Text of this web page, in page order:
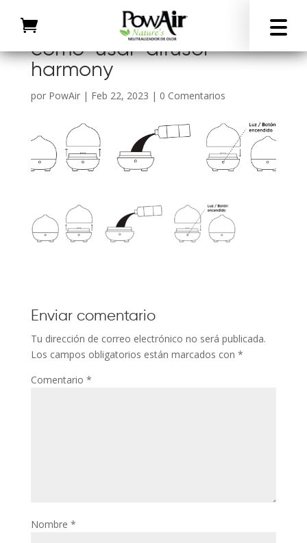
como-usar-difusor-
harmony
por PowAir| Feb 22, 2023 | 0 Comentarios
Enviar comentario
Tu dirección de correo electrónico no será publicada.
Los campos obligatorios están marcados con *
Comentario *
Nombre *